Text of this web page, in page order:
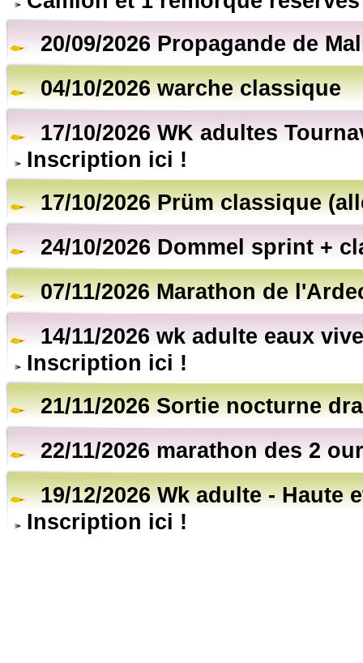
20/09/2026 Propagande de
04/10/2026 warche classique
17/10/2026 WK adultes
Inscription ici !
17/10/2026 Prüm classique
24/10/2026 Dommel sprint +
07/11/2026 Marathon de
14/11/2026 wk adulte eaux
Inscription ici !
21/11/2026 Sortie nocturne
22/11/2026 marathon des 2
19/12/2026 Wk adulte - Haute
Inscription ici !